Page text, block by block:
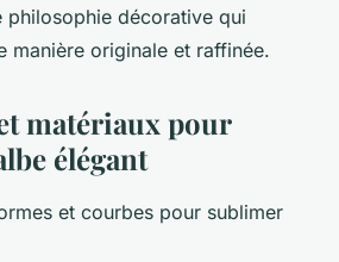
philosophie décorative qui
manière originale et raffinée.
matériaux pour
élégant
et courbes pour sublimer